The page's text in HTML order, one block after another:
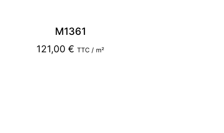
M1361
121,00€ TTC / m²